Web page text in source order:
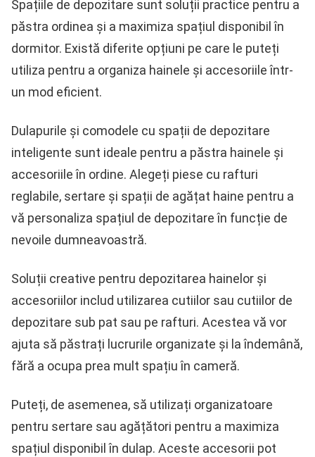
Spațiile de depozitare sunt soluții practice pentru a
păstra ordinea și a maximiza spațiul disponibil în
dormitor. Există diferite opțiuni pe care le puteți
utiliza pentru a organiza hainele și accesoriile într-
un mod eficient.
Dulapurile și comodele cu spații de depozitare
inteligente sunt ideale pentru a păstra hainele și
accesoriile în ordine. Alegeți piese cu rafturi
reglabile, sertare și spații de agățat haine pentru a
vă personaliza spațiul de depozitare în funcție de
nevoile dumneavoastră.
Soluții creative pentru depozitarea hainelor și
accesoriilor includ utilizarea cutiilor sau cutiilor de
depozitare sub pat sau pe rafturi. Acestea vă vor
ajuta să păstrați lucrurile organizate și la îndemână,
fără a ocupa prea mult spațiu în cameră.
Puteți, de asemenea, să utilizați organizatoare
pentru sertare sau agățători pentru a maximiza
spațiul disponibil în dulap. Aceste accesorii pot